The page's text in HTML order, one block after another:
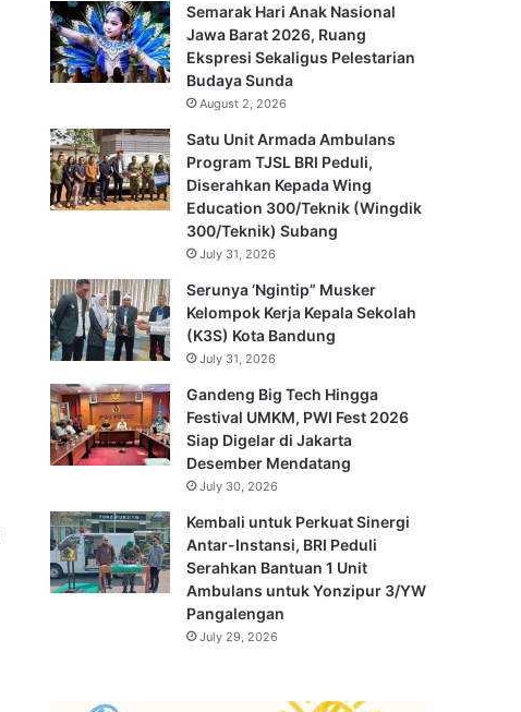
Semarak Hari Anak Nasional
Jawa Barat 2026, Ruang
Ekspresi Sekaligus Pelestarian
Budaya Sunda
August 2, 2026
Satu Unit Armada Ambulans
Program TJSL BRI Peduli,
Diserahkan Kepada Wing
Education 300/Teknik (Wingdik
300/Teknik) Subang
July 31, 2026
Serunya ‘Ngintip” Musker
Kelompok Kerja Kepala Sekolah
(K3S) Kota Bandung
July 31, 2026
Gandeng Big Tech Hingga
Festival UMKM, PWI Fest 2026
Siap Digelar di Jakarta
Desember Mendatang
July 30, 2026
Kembali untuk Perkuat Sinergi
Antar-Instansi, BRI Peduli
Serahkan Bantuan 1 Unit
Ambulans untuk Yonzipur 3/YW
Pangalengan
July 29, 2026